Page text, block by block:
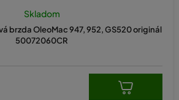
brzda OleoMac 947, 952, GS520 originál
50072060CR
Skladom